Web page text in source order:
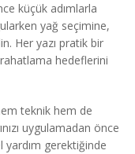
küçük adımlarla
yağ seçimine,
Her yazı pratik bir
hedeflerini
teknik hem de
uygulamadan önce
yardım gerektiğinde